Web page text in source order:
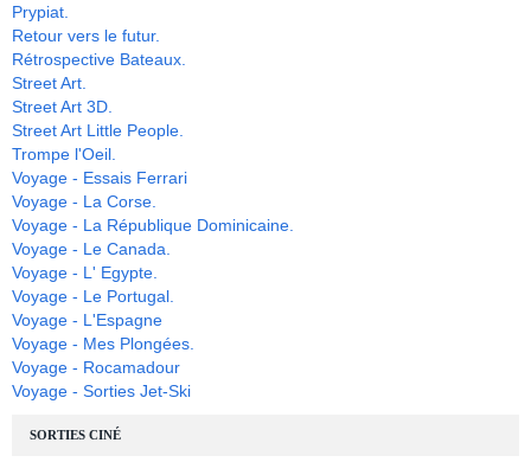
Prypiat.
Retour vers le futur.
Rétrospective Bateaux.
Street Art.
Street Art 3D.
Street Art Little People.
Trompe l'Oeil.
Voyage - Essais Ferrari
Voyage - La Corse.
Voyage - La République Dominicaine.
Voyage - Le Canada.
Voyage - L' Egypte.
Voyage - Le Portugal.
Voyage - L'Espagne
Voyage - Mes Plongées.
Voyage - Rocamadour
Voyage - Sorties Jet-Ski
SORTIES CINÉ